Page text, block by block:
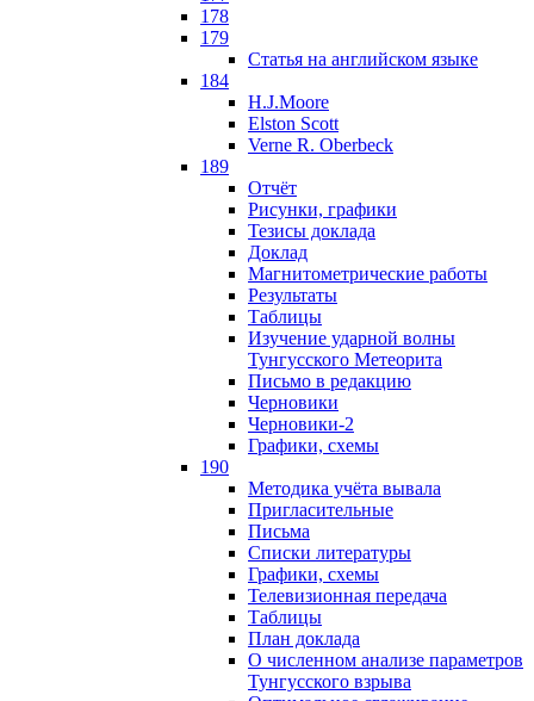
178
179
Статья на английском языке
184
H.J.Moore
Elston Scott
Verne R. Oberbeck
189
Отчёт
Рисунки, графики
Тезисы доклада
Доклад
Магнитометрические работы
Результаты
Таблицы
Изучение ударной волны
Тунгусского Метеорита
Письмо в редакцию
Черновики
Черновики-2
Графики, схемы
190
Методика учёта вывала
Пригласительные
Письма
Списки литературы
Графики, схемы
Телевизионная передача
Таблицы
План доклада
О численном анализе параметров
Тунгусского взрыва